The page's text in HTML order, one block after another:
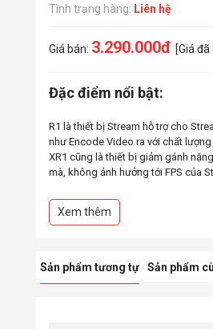
Tình trạng hàng: Liên hệ
Giá bán: 3.290.000đ [Giá đã
Đặc điểm nổi bật:
R1 là thiết bị Stream hỗ trợ cho
như Encode Video ra với chất
XR1 cũng là thiết bị giảm gánh
mà, không ảnh hưởng tới FPS của
Với tính năng nổi bật là xuất hình
Xem thêm
Sản phẩm tương tự Sản phẩm